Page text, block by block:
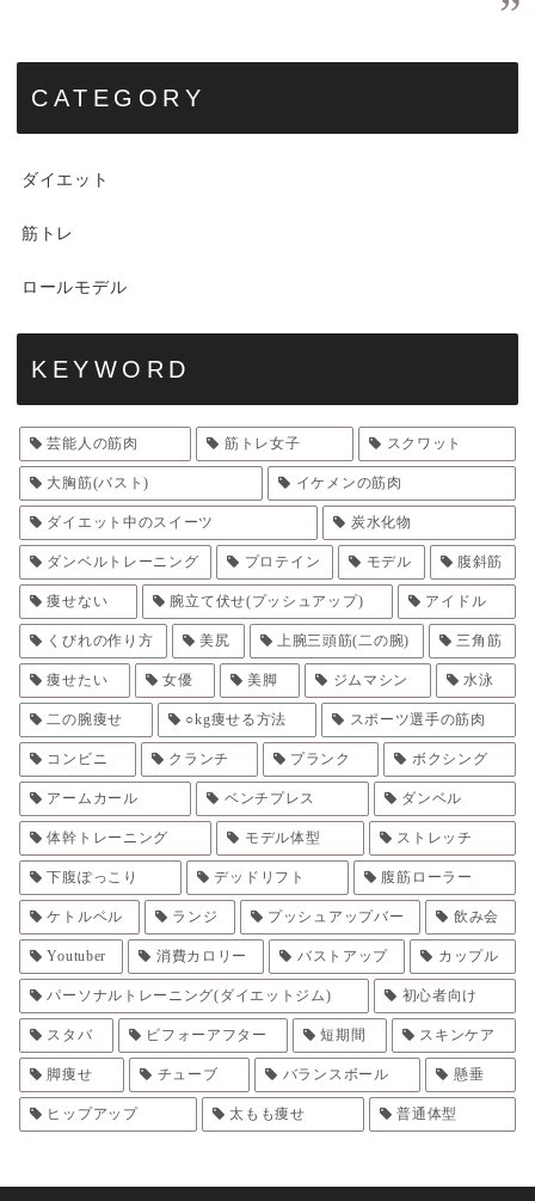
CATEGORY
ダイエット
筋トレ
ロールモデル
KEYWORD
芸能人の筋肉 筋トレ女子 スクワット
大胸筋(バスト) イケメンの筋肉
ダイエット中のスイーツ 炭水化物
ダンベルトレーニング プロテイン モデル 腹斜筋
痩せない 腕立て伏せ(プッシュアップ) アイドル
くびれの作り方 美尻 上腕三頭筋(二の腕) 三角筋
痩せたい 女優 美脚 ジムマシン 水泳
二の腕痩せ ○kg痩せる方法 スポーツ選手の筋肉
コンビニ クランチ プランク ボクシング
アームカール ベンチプレス ダンベル
体幹トレーニング モデル体型 ストレッチ
下腹ぽっこり デッドリフト 腹筋ローラー
ケトルベル ランジ プッシュアップバー 飲み会
Youtuber 消費カロリー バストアップ カップル
パーソナルトレーニング(ダイエットジム) 初心者向け
スタバ ビフォーアフター 短期間 スキンケア
脚痩せ チューブ バランスボール 懸垂
ヒップアップ 太もも痩せ 普通体型